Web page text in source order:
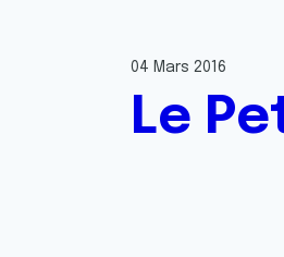
04 Mars 2016
Le